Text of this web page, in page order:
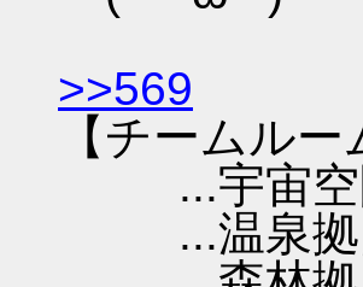
>>569
【チームル
...宇宙空
...温泉拠